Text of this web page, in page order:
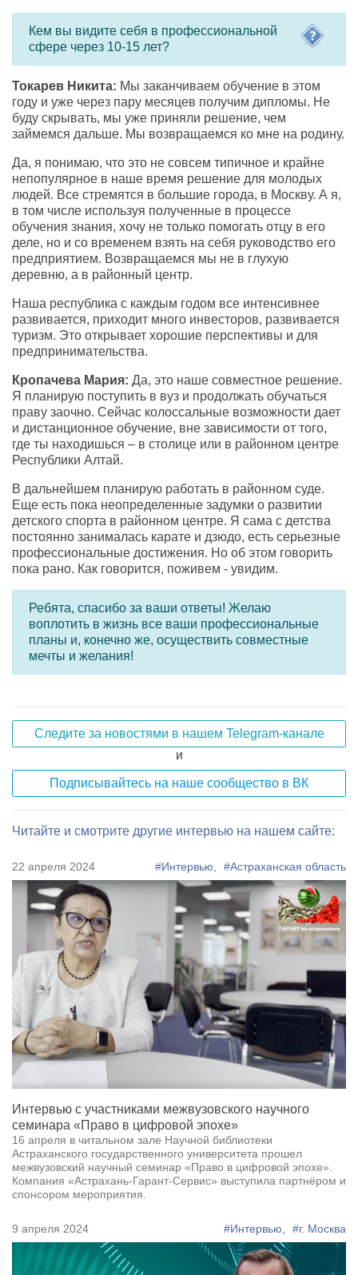
Кем вы видите себя в профессиональной
сфере через 10-15 лет?
Токарев Никита: Мы заканчиваем обучение в этом
году и уже через пару месяцев получим дипломы. Не
буду скрывать, мы уже приняли решение, чем
займемся дальше. Мы возвращаемся ко мне на родину.
Да, я понимаю, что это не совсем типичное и крайне
непопулярное в наше время решение для молодых
людей. Все стремятся в большие города, в Москву. А я,
в том числе используя полученные в процессе
обучения знания, хочу не только помогать отцу в его
деле, но и со временем взять на себя руководство его
предприятием. Возвращаемся мы не в глухую
деревню, а в районный центр.
Наша республика с каждым годом все интенсивнее
развивается, приходит много инвесторов, развивается
туризм. Это открывает хорошие перспективы и для
предпринимательства.
Кропачева Мария: Да, это наше совместное решение.
Я планирую поступить в вуз и продолжать обучаться
праву заочно. Сейчас колоссальные возможности дает
и дистанционное обучение, вне зависимости от того,
где ты находишься – в столице или в районном центре
Республики Алтай.
В дальнейшем планирую работать в районном суде.
Еще есть пока неопределенные задумки о развитии
детского спорта в районном центре. Я сама с детства
постоянно занималась карате и дзюдо, есть серьезные
профессиональные достижения. Но об этом говорить
пока рано. Как говорится, поживем - увидим.
Ребята, спасибо за ваши ответы! Желаю
воплотить в жизнь все ваши профессиональные
планы и, конечно же, осуществить совместные
мечты и желания!
Следите за новостями в нашем Telegram-канале
и
Подписывайтесь на наше сообщество в ВК
Читайте и смотрите другие интервью на нашем сайте:
22 апреля 2024 #Интервью, #Астраханская область
Интервью с участниками межвузовского научного
семинара «Право в цифровой эпохе»
16 апреля в читальном зале Научной библиотеки
Астраханского государственного университета прошел
межвузовский научный семинар «Право в цифровой эпохе».
Компания «Астрахань-Гарант-Сервис» выступила партнёром и
спонсором мероприятия.
9 апреля 2024 #Интервью, #г. Москва